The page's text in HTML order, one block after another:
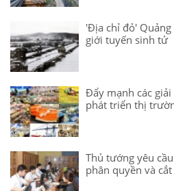
'Địa chỉ đỏ'
giới tuyến sinh tử
Đẩy mạnh các
phát triển thị
Thủ tướng yêu
phân quyền và